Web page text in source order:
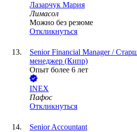
Лазарчук Мария
Лимасол
Можно без резюме
Откликнуться
Senior Financial Manager /
менеджер (Кипр)
Опыт более 6 лет
INEX
Пафос
Откликнуться
Senior Accountant